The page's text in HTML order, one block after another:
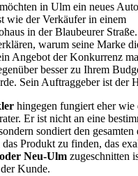
in Ulm ein neues
wie der Verkäufer in einem
in der Blaubeurer
warum seine Marke
Angebot der Konkurrenz
besser zu Ihrem
Sein Auftraggeber ist der
hingegen fungiert eher wie
Er ist nicht an eine
sondiert den gesamten
Produkt zu finden, das
Neu-Ulm zugeschnitten
Kunde.